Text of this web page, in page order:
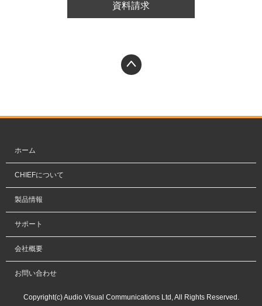
資料請求
ホーム
CHIEFについて
製品情報
サポート
会社概要
お問い合わせ
Copyright(c) Audio Visual Communications Ltd, All Rights Reserved.